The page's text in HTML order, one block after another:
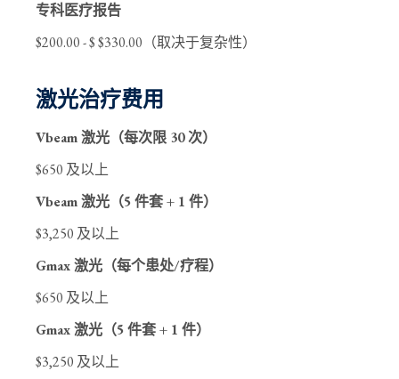
专科医疗报告
$200.00 - $ $330.00（取决于复杂性）
激光治疗费用
Vbeam 激光（每次限 30 次）
$650 及以上
Vbeam 激光（5 件套 + 1 件）
$3,250 及以上
Gmax 激光（每个患处/疗程）
$650 及以上
Gmax 激光（5 件套 + 1 件）
$3,250 及以上